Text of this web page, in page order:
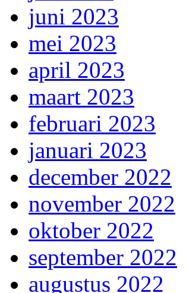
juni 2023
mei 2023
april 2023
maart 2023
februari 2023
januari 2023
december 2022
november 2022
oktober 2022
september 2022
augustus 2022